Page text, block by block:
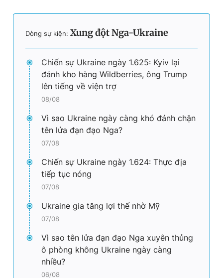
Dòng sự kiện: Xung đột Nga-Ukraine
Chiến sự Ukraine ngày 1.625: Kyiv lại
đánh kho hàng Wildberries, ông Trump
lên tiếng về viện trợ
08/08
Vì sao Ukraine ngày càng khó đánh chặn
tên lửa đạn đạo Nga?
07/08
Chiến sự Ukraine ngày 1.624: Thực địa
tiếp tục nóng
07/08
Ukraine gia tăng lợi thế nhờ Mỹ
07/08
Vì sao tên lửa đạn đạo Nga xuyên thủng
ô phòng không Ukraine ngày càng
nhiều?
06/08